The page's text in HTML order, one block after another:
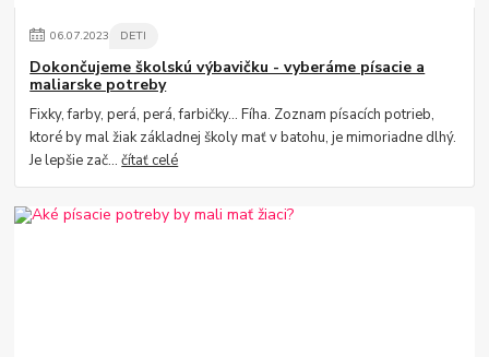
06.07.2023 DETI
Dokončujeme školskú výbavičku - vyberáme písacie a
maliarske potreby
Fixky, farby, perá, perá, farbičky... Fíha. Zoznam písacích potrieb,
ktoré by mal žiak základnej školy mať v batohu, je mimoriadne dlhý.
Je lepšie zač...čítať celé